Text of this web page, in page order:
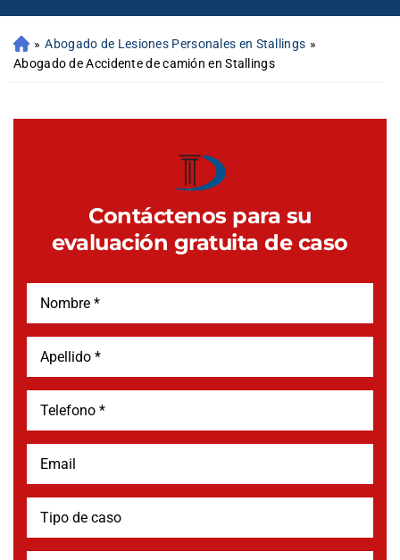
» Abogado de Lesiones Personales en Stallings »
Abogado de Accidente de camión en Stallings
Contáctenos para su
evaluación gratuita de caso